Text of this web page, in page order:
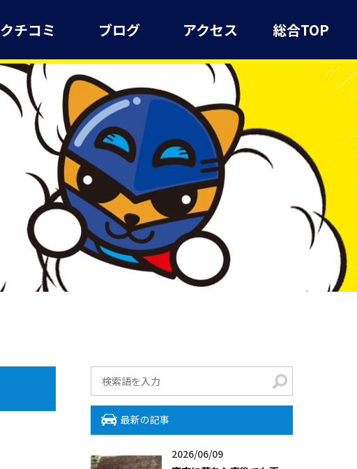
クチコミ ブログ アクセス 総合TOP
最新の記事
2026/06/09